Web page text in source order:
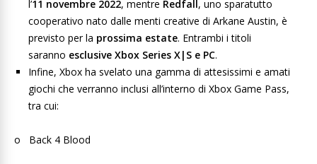
l’11 novembre 2022, mentre Redfall , uno sparatutto
cooperativo nato dalle menti creative di Arkane Austin, è
previsto per la prossima estate. Entrambi i titoli
saranno esclusive Xbox Series X|S e PC.
Infine, Xbox ha svelato una gamma di attesissimi e amati
giochi che verranno inclusi all’interno di Xbox Game Pass,
tra cui:
o Back 4 Blood